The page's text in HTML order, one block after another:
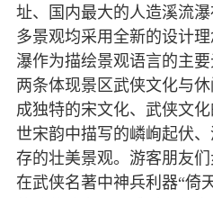
址、国内最大的人造溪流
多景观均采用全新的设计
瀑作为描绘景观语言的主
两条体现景区武侠文化与
成独特的宋文化、武侠文
世宋韵中描写的嶙峋起伏
存的壮美景观。游客朋友
在武侠名著中神兵利器“倚